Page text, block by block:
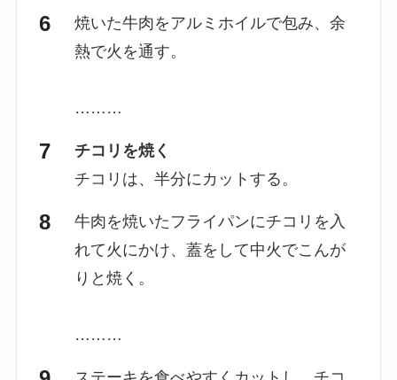
焼いた牛肉をアルミホイルで包み、余
熱で火を通す。
………
チコリを焼く
チコリは、半分にカットする。
牛肉を焼いたフライパンにチコリを入
れて火にかけ、蓋をして中火でこんが
りと焼く。
………